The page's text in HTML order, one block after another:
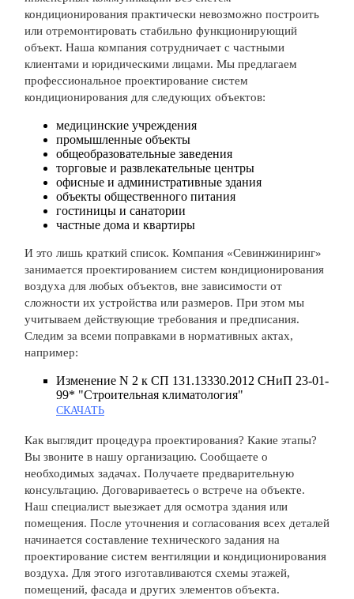
кондиционирования практически невозможно построить
или отремонтировать стабильно функционирующий
объект. Наша компания сотрудничает с частными
клиентами и юридическими лицами. Мы предлагаем
профессиональное проектирование систем
кондиционирования для следующих объектов:
медицинские учреждения
промышленные объекты
общеобразовательные заведения
торговые и развлекательные центры
офисные и административные здания
объекты общественного питания
гостиницы и санатории
частные дома и квартиры
И это лишь краткий список. Компания «Севинжиниринг»
занимается проектированием систем кондиционирования
воздуха для любых объектов, вне зависимости от
сложности их устройства или размеров. При этом мы
учитываем действующие требования и предписания.
Следим за всеми поправками в нормативных актах,
например:
Изменение N 2 к СП 131.13330.2012 СНиП 23-01-
99* "Строительная климатология"
СКАЧАТЬ
Как выглядит процедура проектирования? Какие этапы?
Вы звоните в нашу организацию. Сообщаете о
необходимых задачах. Получаете предварительную
консультацию. Договариваетесь о встрече на объекте.
Наш специалист выезжает для осмотра здания или
помещения. После уточнения и согласования всех деталей
начинается составление технического задания на
проектирование систем вентиляции и кондиционирования
воздуха. Для этого изготавливаются схемы этажей,
помещений, фасада и других элементов объекта.